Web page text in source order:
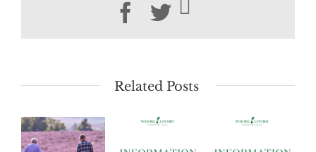
Facebook
Twitter
Related Posts